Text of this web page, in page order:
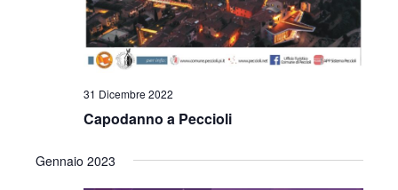
31 Dicembre 2022
Capodanno a Peccioli
Gennaio 2023